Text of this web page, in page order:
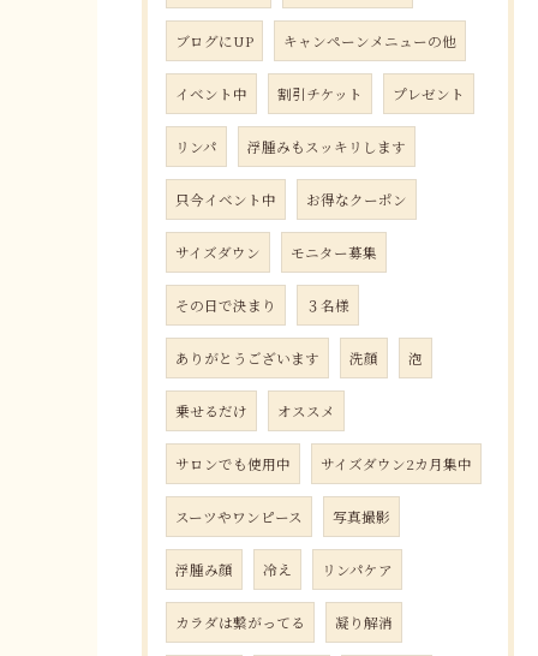
ブログにUP キャンペーンメニューの他
イベント中 割引チケット プレゼント
リンパ 浮腫みもスッキリします
只今イベント中 お得なクーポン
サイズダウン モニター募集
その日で決まり ３名様
ありがとうございます 洗顔 泡
乗せるだけ オススメ
サロンでも使用中 サイズダウン2カ月集中
スーツやワンピース 写真撮影
浮腫み顔 冷え リンパケア
カラダは繋がってる 凝り解消